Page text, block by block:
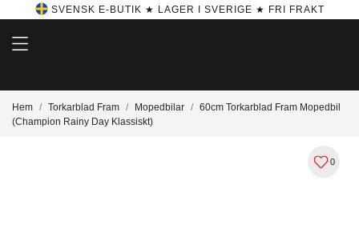
SVENSK E-BUTIK ★ LAGER I SVERIGE ★ FRI FRAKT
Hem Torkarblad Fram Mopedbilar
60cm Torkarblad Fram Mopedbil
(Champion Rainy Day Klassiskt)
0